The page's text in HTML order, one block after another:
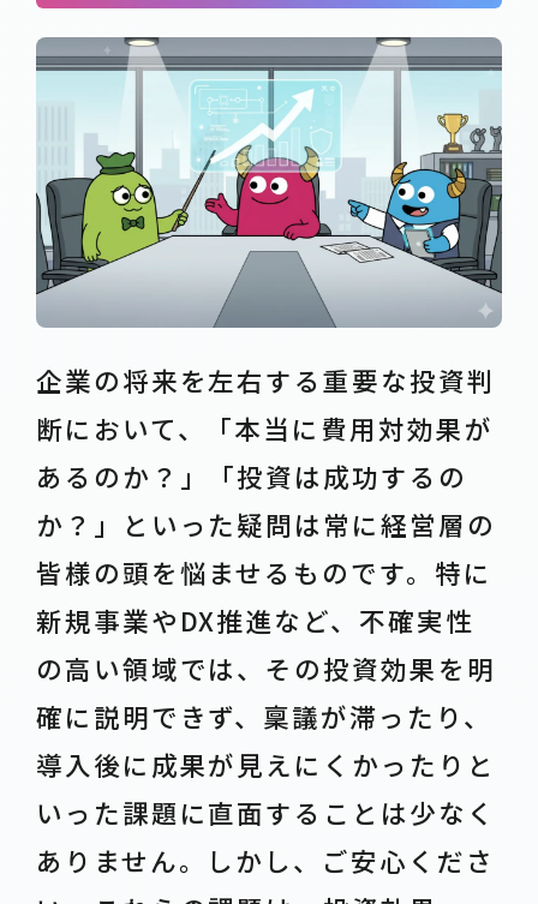
企業の将来を左右する重要な投資判
断において、「本当に費用対効果が
あるのか？」「投資は成功するの
か？」といった疑問は常に経営層の
皆様の頭を悩ませるものです。特に
新規事業やDX推進など、不確実性
の高い領域では、その投資効果を明
確に説明できず、稟議が滞ったり、
導入後に成果が見えにくかったりと
いった課題に直面することは少なく
ありません。しかし、ご安心くださ